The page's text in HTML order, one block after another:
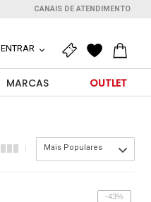
CANAIS DE ATENDIMENTO
ENTRAR
MARCAS OUTLET
Mais Populares
-43%